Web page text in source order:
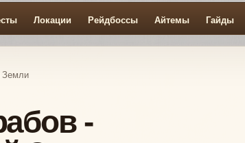
Локации Рейдбоссы Айтемы Гайды
Земли
-